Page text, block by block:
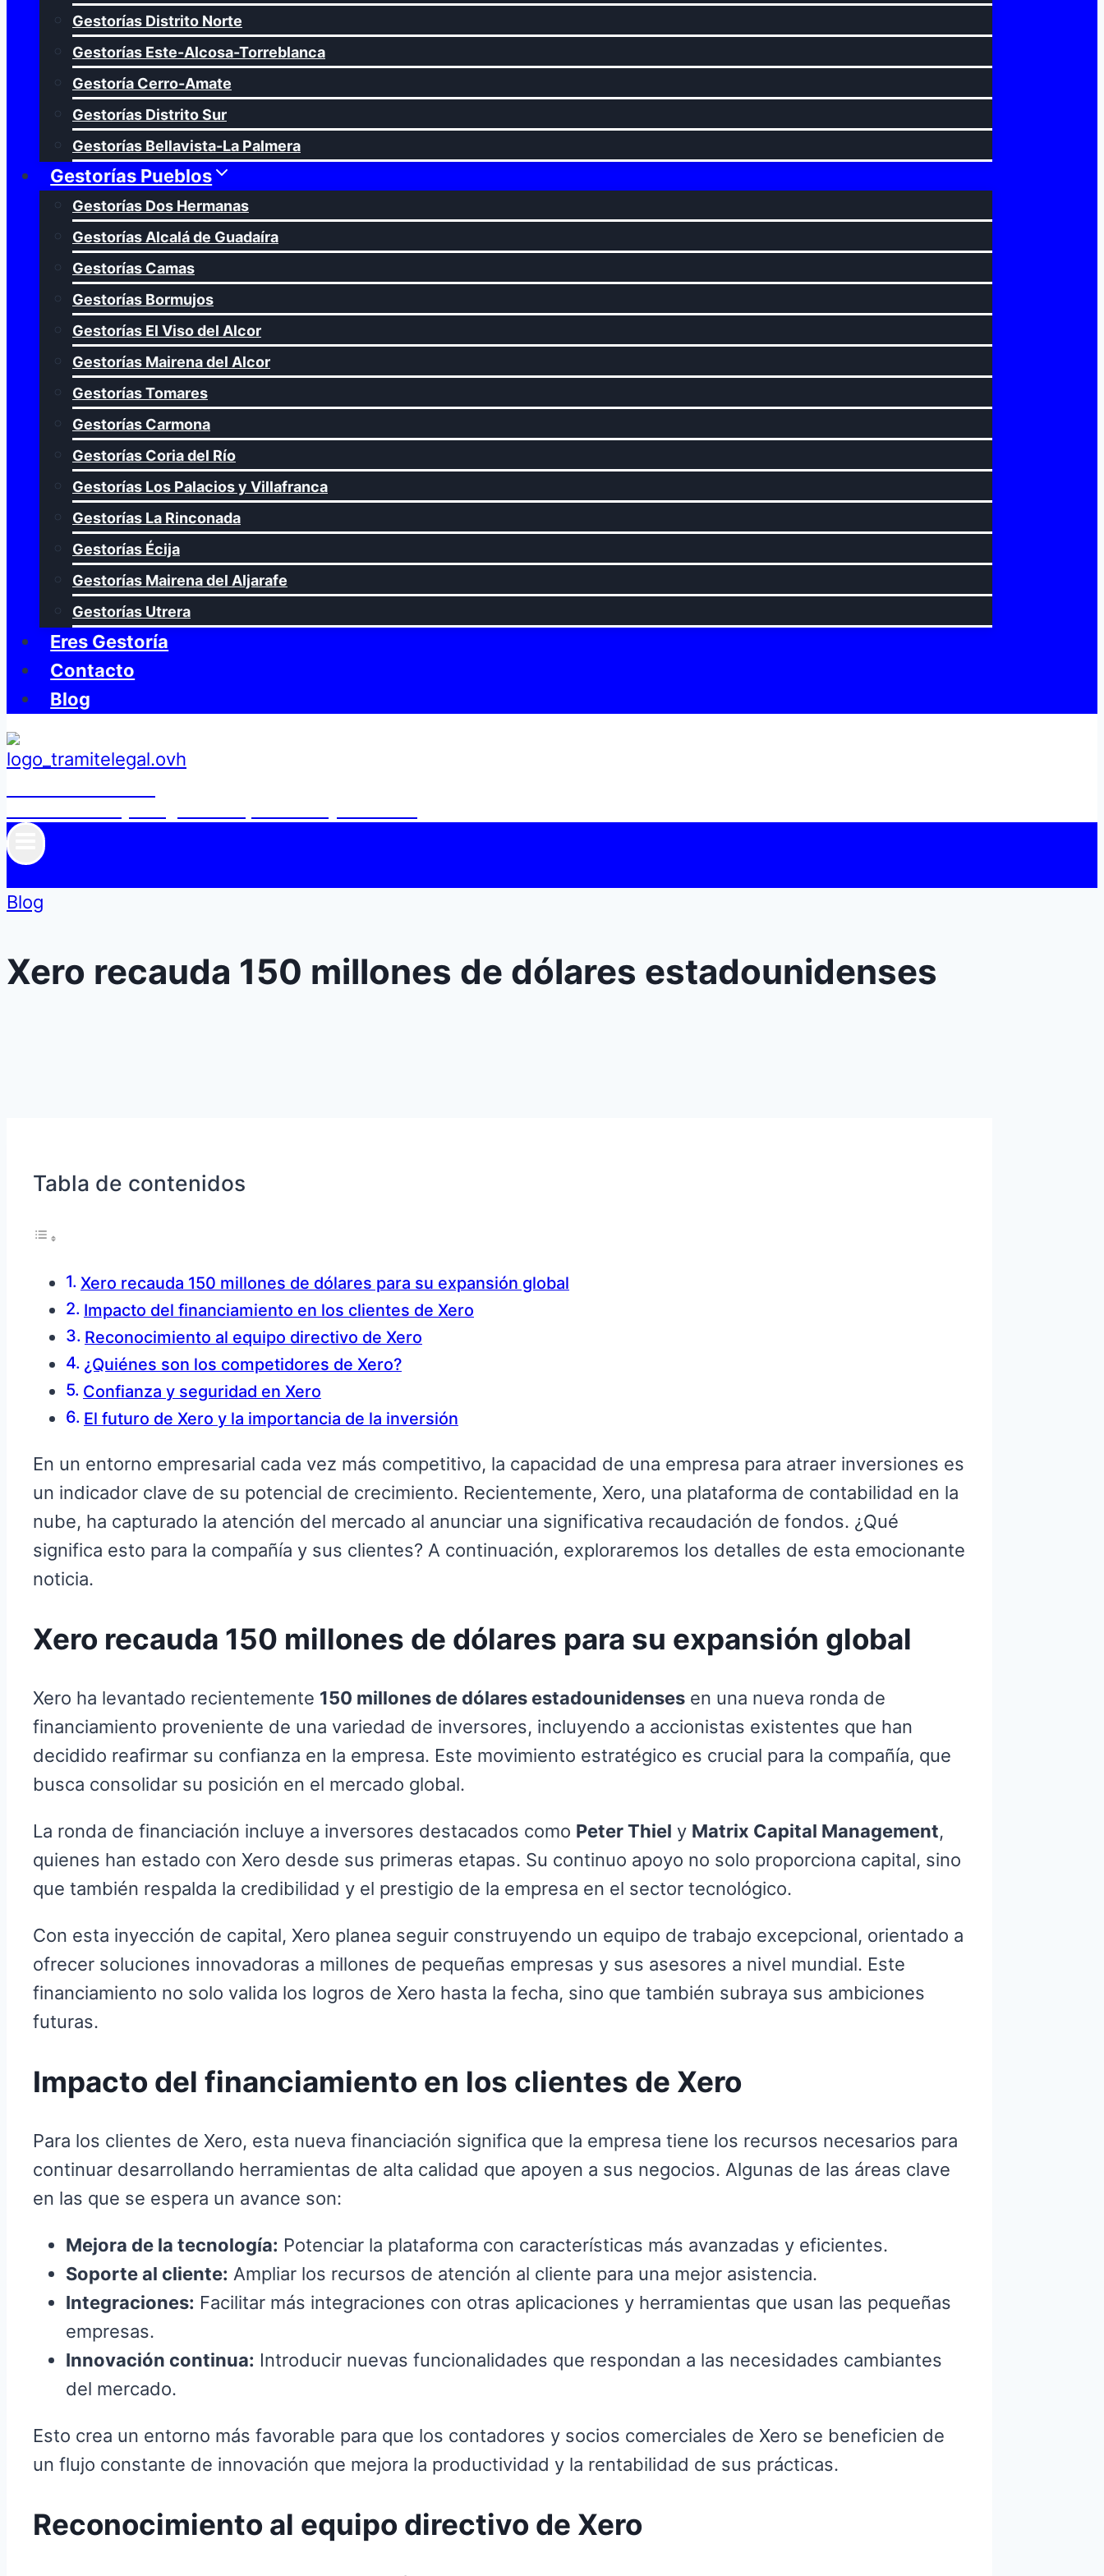
Gestorías Distrito Norte
Gestorías Este-Alcosa-Torreblanca
Gestoría Cerro-Amate
Gestorías Distrito Sur
Gestorías Bellavista-La Palmera
Gestorías Pueblos
Gestorías Dos Hermanas
Gestorías Alcalá de Guadaíra
Gestorías Camas
Gestorías Bormujos
Gestorías El Viso del Alcor
Gestorías Mairena del Alcor
Gestorías Tomares
Gestorías Carmona
Gestorías Coria del Río
Gestorías Los Palacios y Villafranca
Gestorías La Rinconada
Gestorías Écija
Gestorías Mairena del Aljarafe
Gestorías Utrera
Eres Gestoría
Contacto
Blog
Blog
Xero recauda 150 millones de dólares estadounidenses
Tabla de contenidos
Xero recauda 150 millones de dólares para su expansión global
Impacto del financiamiento en los clientes de Xero
Reconocimiento al equipo directivo de Xero
¿Quiénes son los competidores de Xero?
Confianza y seguridad en Xero
El futuro de Xero y la importancia de la inversión
En un entorno empresarial cada vez más competitivo, la capacidad de una empresa para atraer inversiones es
un indicador clave de su potencial de crecimiento. Recientemente, Xero, una plataforma de contabilidad en la
nube, ha capturado la atención del mercado al anunciar una significativa recaudación de fondos. ¿Qué
significa esto para la compañía y sus clientes? A continuación, exploraremos los detalles de esta emocionante
noticia.
Xero recauda 150 millones de dólares para su expansión global
Xero ha levantado recientemente 150 millones de dólares estadounidenses en una nueva ronda de
financiamiento proveniente de una variedad de inversores, incluyendo a accionistas existentes que han
decidido reafirmar su confianza en la empresa. Este movimiento estratégico es crucial para la compañía, que
busca consolidar su posición en el mercado global.
La ronda de financiación incluye a inversores destacados como Peter Thiel y Matrix Capital Management,
quienes han estado con Xero desde sus primeras etapas. Su continuo apoyo no solo proporciona capital, sino
que también respalda la credibilidad y el prestigio de la empresa en el sector tecnológico.
Con esta inyección de capital, Xero planea seguir construyendo un equipo de trabajo excepcional, orientado a
ofrecer soluciones innovadoras a millones de pequeñas empresas y sus asesores a nivel mundial. Este
financiamiento no solo valida los logros de Xero hasta la fecha, sino que también subraya sus ambiciones
futuras.
Impacto del financiamiento en los clientes de Xero
Para los clientes de Xero, esta nueva financiación significa que la empresa tiene los recursos necesarios para
continuar desarrollando herramientas de alta calidad que apoyen a sus negocios. Algunas de las áreas clave
en las que se espera un avance son:
Mejora de la tecnología: Potenciar la plataforma con características más avanzadas y eficientes.
Soporte al cliente: Ampliar los recursos de atención al cliente para una mejor asistencia.
Integraciones: Facilitar más integraciones con otras aplicaciones y herramientas que usan las pequeñas
empresas.
Innovación continua: Introducir nuevas funcionalidades que respondan a las necesidades cambiantes
del mercado.
Esto crea un entorno más favorable para que los contadores y socios comerciales de Xero se beneficien de
un flujo constante de innovación que mejora la productividad y la rentabilidad de sus prácticas.
Reconocimiento al equipo directivo de Xero